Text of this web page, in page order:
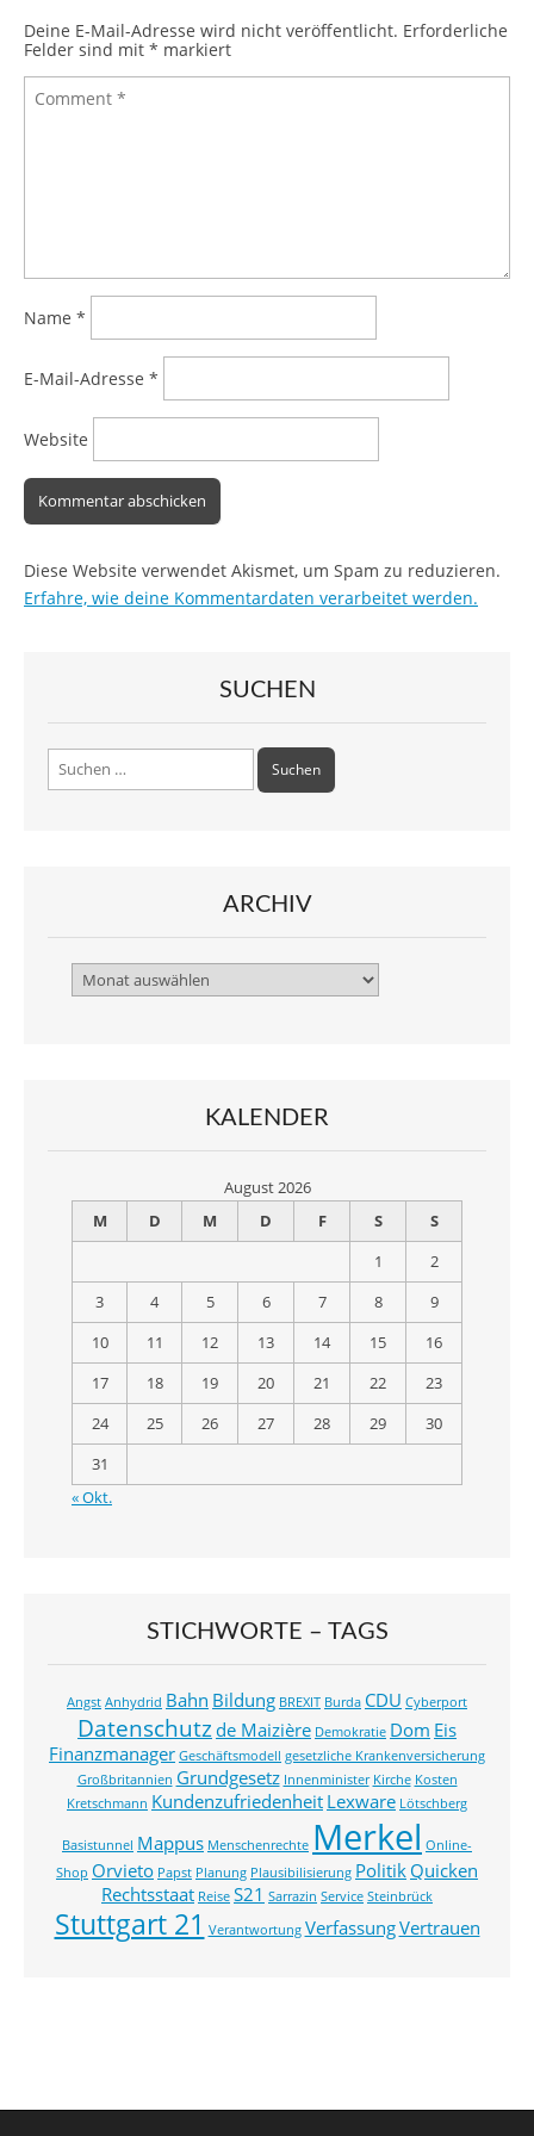
Deine E-Mail-Adresse wird nicht veröffentlicht. Erforderliche
Felder sind mit * markiert
Name *
E-Mail-Adresse *
Website
Diese Website verwendet Akismet, um Spam zu reduzieren.
Erfahre, wie deine Kommentardaten verarbeitet werden.
SUCHEN
Suchen
nach:
ARCHIV
Archiv
KALENDER
August 2026
M
D M D F S
S
1
2
3
4 5 6 7 8
9
10
11 12 13 14 15
16
17
18 19 20 21 22
23
24
25 26 27 28 29
30
31
« Okt.
STICHWORTE – TAGS
Angst Anhydrid Bahn Bildung BREXIT Burda CDU Cyberport
Datenschutzde Maizière Demokratie Dom Eis
Finanzmanager Geschäftsmodell gesetzliche Krankenversicherung
Großbritannien Grundgesetz Innenminister Kirche Kosten
Kretschmann KundenzufriedenheitLexware Lötschberg
Basistunnel Mappus Menschenrechte Merkel Online-
Shop Orvieto Papst Planung Plausibilisierung PolitikQuicken
Rechtsstaat Reise S21 Sarrazin Service Steinbrück
Stuttgart 21 Verantwortung VerfassungVertrauen